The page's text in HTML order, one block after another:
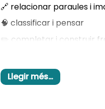
🔗 relacionar paraules i
🧠 classificar i pensar
✏️ completar i construir
i el llenguatge a cicle
i la manipulació.
Llegir més…